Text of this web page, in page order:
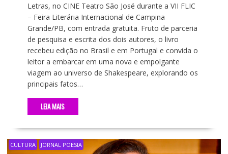
Letras, no CINE Teatro São José durante a VII FLIC
– Feira Literária Internacional de Campina
Grande/PB, com entrada gratuita. Fruto de parceria
de pesquisa e escrita dos dois autores, o livro
recebeu edição no Brasil e em Portugal e convida o
leitor a embarcar em uma nova e empolgante
viagem ao universo de Shakespeare, explorando os
principais fatos…
LEIA MAIS
CULTURA JORNAL POESIA